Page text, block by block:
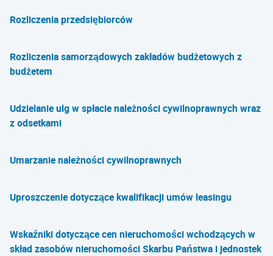
Rozliczenia przedsiębiorców
Rozliczenia samorządowych zakładów budżetowych z
budżetem
Udzielanie ulg w spłacie należności cywilnoprawnych wraz
z odsetkami
Umarzanie należności cywilnoprawnych
Uproszczenie dotyczące kwalifikacji umów leasingu
Wskaźniki dotyczące cen nieruchomości wchodzących w
skład zasobów nieruchomości Skarbu Państwa i jednostek